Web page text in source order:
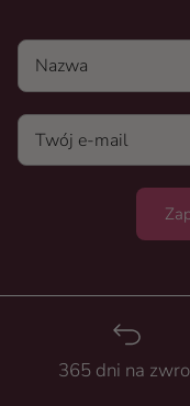
Nazwa
365 dni na